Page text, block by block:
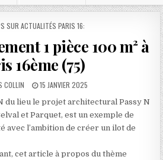
SUR ACTUALITÉS PARIS 16:
1 pièce 100 m² à
16ème (75)
COLLIN
PUBLISHED
15 JANVIER 2025
du lieu le projet architectural Passy N
et Parquet, est un exemple de
avec l’ambition de créer un ilot de
cet article à propos du thème